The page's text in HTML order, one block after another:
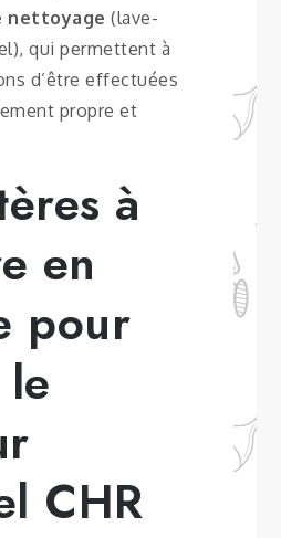
nettoyage (lave-
qui permettent à
d’être effectuées
propre et
à
en
pour
CHR